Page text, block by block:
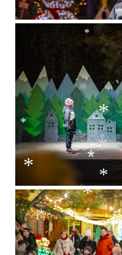
* *
*
*
*
*
*
*
*
*
*